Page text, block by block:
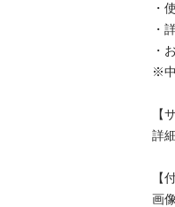
・
・
・
※
【
詳
【
画